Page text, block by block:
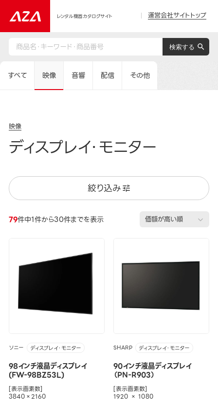
レンタル機器カタログサイト 運営会社サイトトップ
すべて 映像 音響 配信 その他
映像
ディスプレイ・モニター
絞り込み
79件中1件から30件までを表示
ソニー ディスプレイ・モニター
98インチ液晶ディスプレイ
(FW-98BZ53L)
[表示画素数]
3840×2160
SHARP ディスプレイ・モニター
90インチ液晶ディスプレイ
（PN-R903）
[表示画素数]
1920 × 1080